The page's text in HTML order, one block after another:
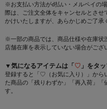
※お支払い方法がd払い・メルペイの
際は、ご注文全体をキャンセルとさ
かけいたしますが、あらかじめご了承
※一部の商品では、商品仕様や在庫状
店舗在庫を表示していない場合がござ
▼気になるアイテムは「♡ 」をタ
登録すると「♡（お気に入り）」から
た商品の「残りわずか」「再入荷」
す。